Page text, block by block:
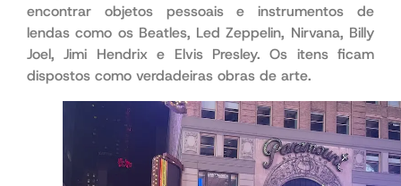
encontrar objetos pessoais e instrumentos ​​de
lendas como os Beatles, Led Zeppelin, Nirvana, Billy
Joel, Jimi Hendrix e Elvis Presley. Os itens ficam
dispostos como verdadeiras obras de arte.